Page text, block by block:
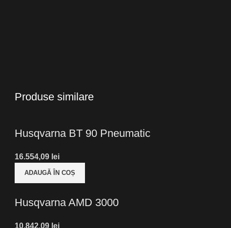
Produse similare
Husqvarna BT 90 Pneumatic
lei
ADAUGĂ ÎN COȘ
Husqvarna AMD 3000
lei